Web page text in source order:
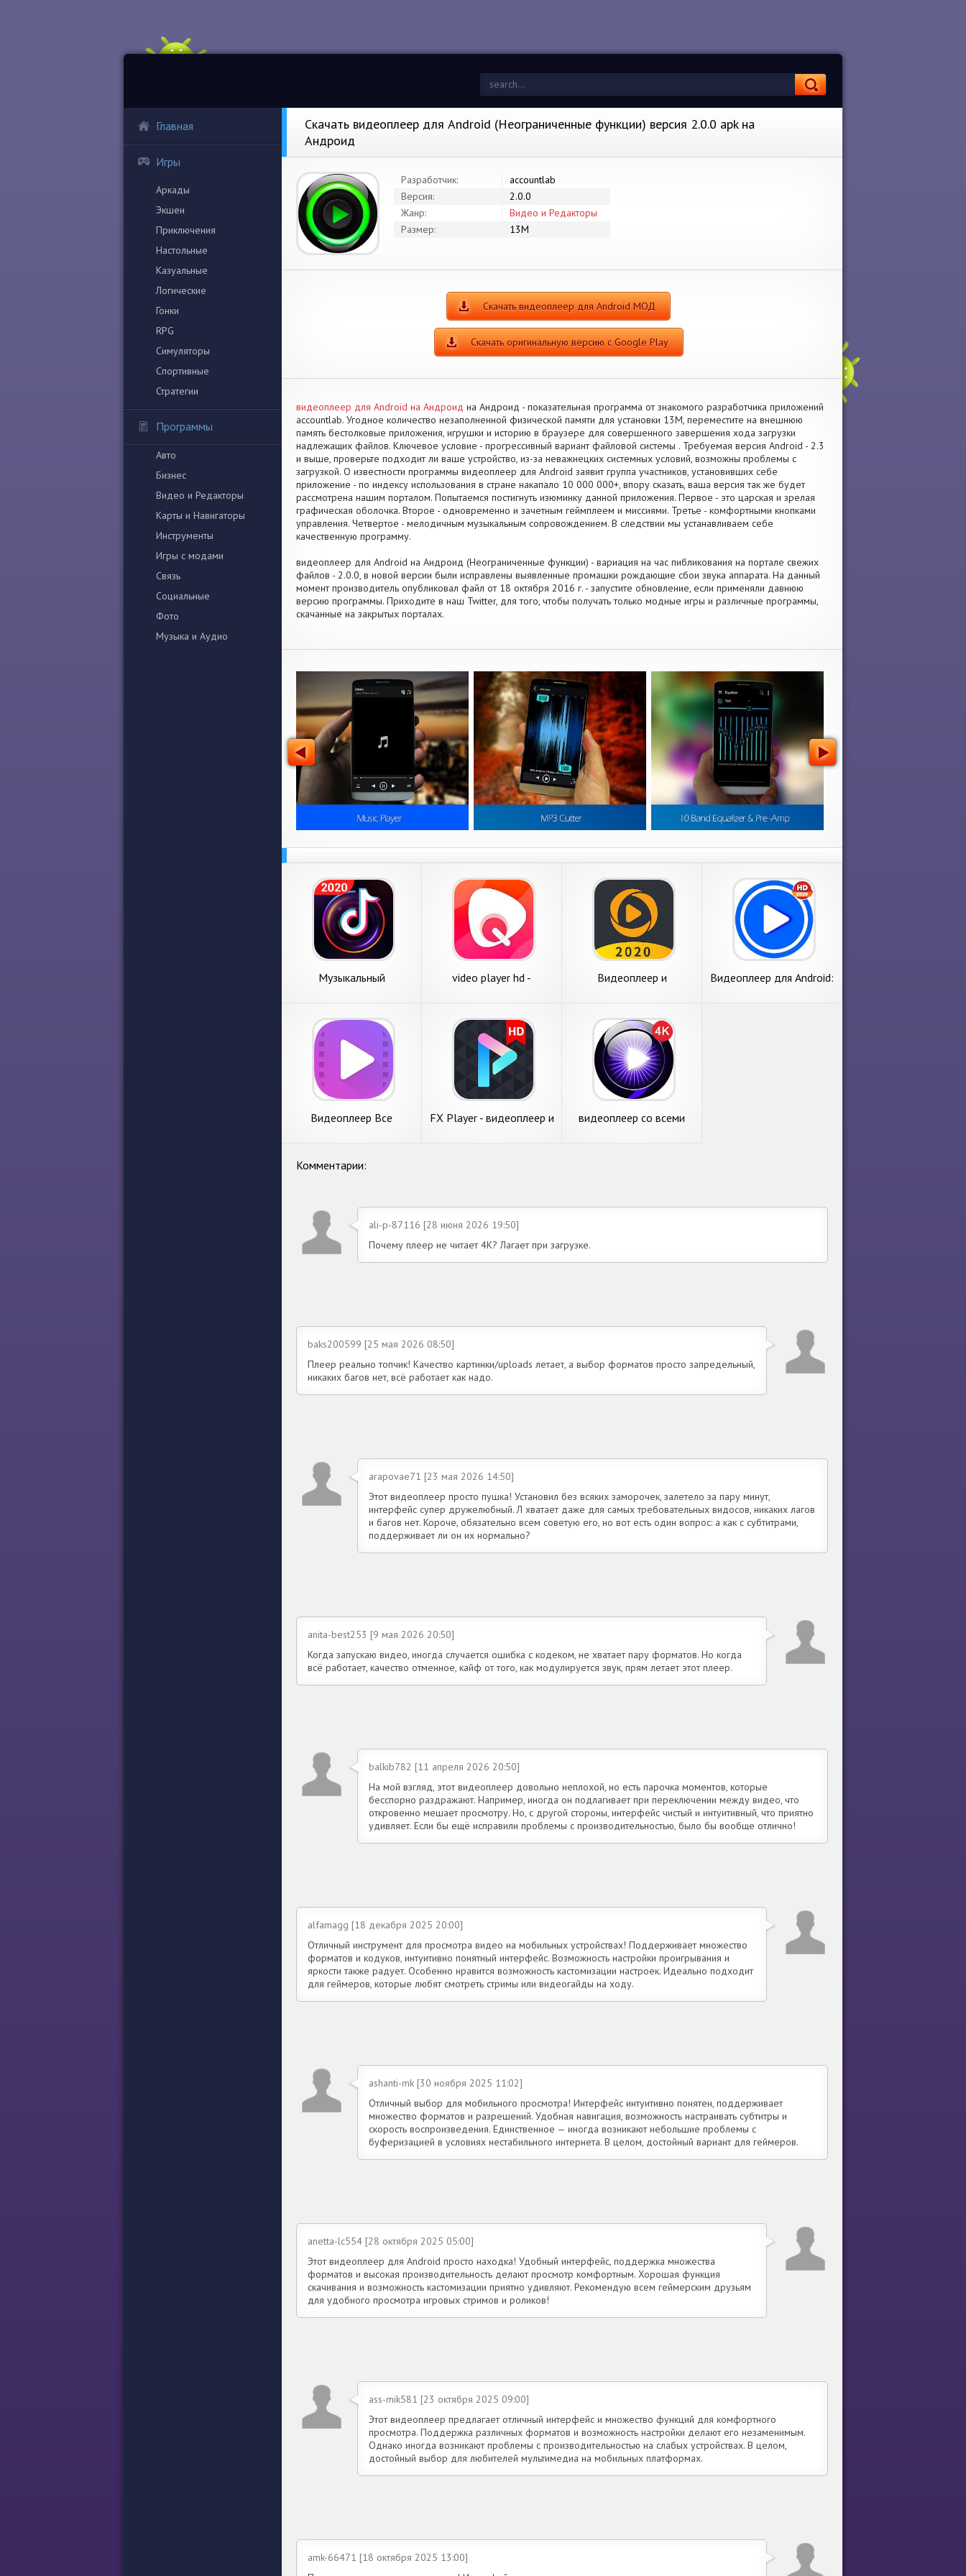
Главная
Игры
Аркады
Экшен
Приключения
Настольные
Казуальные
Логические
Гонки
RPG
Симуляторы
Спортивные
Стратегии
Программы
Авто
Бизнес
Видео и Редакторы
Карты и Навигаторы
Инструменты
Игры с модами
Связь
Социальные
Фото
Музыка и Аудио
Скачать видеоплеер для Android (Неограниченные функции) версия 2.0.0 apk на
Андроид
Разработчик:
accountlab
Версия:
2.0.0
Жанр:
Видео и Редакторы
Размер:
13M
Скачать видеоплеер для Android МОД
Скачать оригинальную версию с Google Play
видеоплеер для Android на Андроид на Андроид - показательная программа от знакомого разработчика приложений
accountlab. Угодное количество незаполненной физической памяти для установки 13M, переместите на внешнюю
память бестолковые приложения, игрушки и историю в браузере для совершенного завершения хода загрузки
надлежащих файлов. Ключевое условие - прогрессивный вариант файловой системы . Требуемая версия Android - 2.3
и выше, проверьте подходит ли ваше устройство, из-за неважнецких системных условий, возможны проблемы с
загрузкой. О известности программы видеоплеер для Android заявит группа участников, установивших себе
приложение - по индексу использования в стране накапало 10 000 000+, впору сказать, ваша версия так же будет
рассмотрена нашим порталом. Попытаемся постигнуть изюминку данной приложения. Первое - это царская и зрелая
графическая оболочка. Второе - одновременно и зачетным геймплеем и миссиями. Третье - комфортными кнопками
управления. Четвертое - мелодичным музыкальным сопровождением. В следствии мы устанавливаем себе
качественную программу.
видеоплеер для Android на Андроид (Неограниченные функции) - вариация на час пибликования на портале свежих
файлов - 2.0.0, в новой версии были исправлены выявленные промашки рождающие сбои звука аппарата. На данный
момент производитель опубликовал файл от 18 октября 2016 г. - запустите обновление, если применяли давнюю
версию программы. Приходите в наш Twitter, для того, чтобы получать только модные игры и различные программы,
скачанные на закрытых порталах.
Музыкальный
video player hd -
Видеоплеер и
Видеоплеер для Android:
Видеоплеер Все
FX Player - видеоплеер и
видеоплеер со всеми
Комментарии:
ali-p-87116 [28 июня 2026 19:50]
Почему плеер не читает 4К? Лагает при загрузке.
baks200599 [25 мая 2026 08:50]
Плеер реально топчик! Качество картинки/uploads летает, а выбор форматов просто запредельный,
никаких багов нет, всё работает как надо.
arapovae71 [23 мая 2026 14:50]
Этот видеоплеер просто пушка! Установил без всяких заморочек, залетело за пару минут,
интерфейс супер дружелюбный. Л хватает даже для самых требовательных видосов, никаких лагов
и багов нет. Короче, обязательно всем советую его, но вот есть один вопрос: а как с субтитрами,
поддерживает ли он их нормально?
anita-best253 [9 мая 2026 20:50]
Когда запускаю видео, иногда случается ошибка с кодеком, не хватает пару форматов. Но когда
всё работает, качество отменное, кайф от того, как модулируется звук, прям летает этот плеер.
balkib782 [11 апреля 2026 20:50]
На мой взгляд, этот видеоплеер довольно неплохой, но есть парочка моментов, которые
бесспорно раздражают. Например, иногда он подлагивает при переключении между видео, что
откровенно мешает просмотру. Но, с другой стороны, интерфейс чистый и интуитивный, что приятно
удивляет. Если бы ещё исправили проблемы с производительностью, было бы вообще отлично!
alfamagg [18 декабря 2025 20:00]
Отличный инструмент для просмотра видео на мобильных устройствах! Поддерживает множество
форматов и кодуков, интуитивно понятный интерфейс. Возможность настройки проигрывания и
яркости также радует. Особенно нравится возможность кастомизации настроек. Идеально подходит
для геймеров, которые любят смотреть стримы или видеогайды на ходу.
ashanti-mk [30 ноября 2025 11:02]
Отличный выбор для мобильного просмотра! Интерфейс интуитивно понятен, поддерживает
множество форматов и разрешений. Удобная навигация, возможность настраивать субтитры и
скорость воспроизведения. Единственное — иногда возникают небольшие проблемы с
буферизацией в условиях нестабильного интернета. В целом, достойный вариант для геймеров.
anetta-lc554 [28 октября 2025 05:00]
Этот видеоплеер для Android просто находка! Удобный интерфейс, поддержка множества
форматов и высокая производительность делают просмотр комфортным. Хорошая функция
скачивания и возможность кастомизации приятно удивляют. Рекомендую всем геймерским друзьям
для удобного просмотра игровых стримов и роликов!
ass-mik581 [23 октября 2025 09:00]
Этот видеоплеер предлагает отличный интерфейс и множество функций для комфортного
просмотра. Поддержка различных форматов и возможность настройки делают его незаменимым.
Однако иногда возникают проблемы с производительностью на слабых устройствах. В целом,
достойный выбор для любителей мультимедиа на мобильных платформах.
amk-66471 [18 октября 2025 13:00]